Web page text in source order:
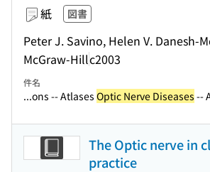
紙 図書
Peter J. Savino, Helen V. Danesh-
McGraw-Hillc2003
件名
...ons -- Atlases Optic Nerve Diseases --
The Optic nerve in
practice